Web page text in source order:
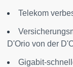
Telekom
D'Orio von der
Gigabit-